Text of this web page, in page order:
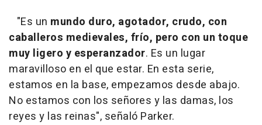
"Es un mundo duro, agotador, crudo, con
caballeros medievales, frío, pero con un toque
muy ligero y esperanzador. Es un lugar
maravilloso en el que estar. En esta serie,
estamos en la base, empezamos desde abajo.
No estamos con los señores y las damas, los
reyes y las reinas", señaló Parker.